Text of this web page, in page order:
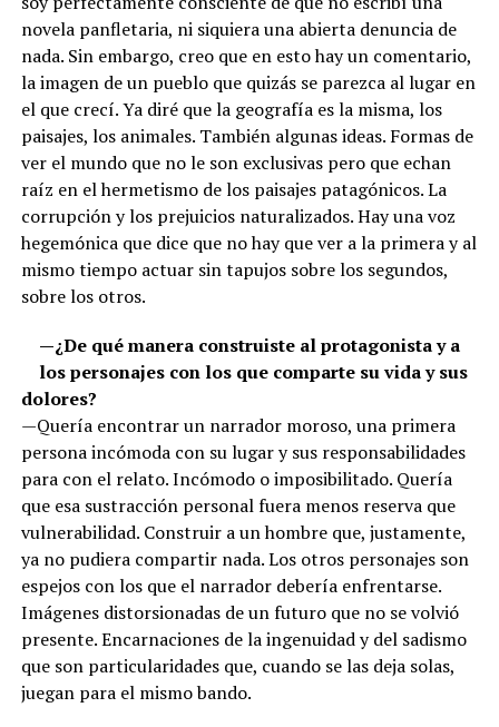
novela panfletaria, ni siquiera una abierta denuncia de
nada. Sin embargo, creo que en esto hay un comentario,
la imagen de un pueblo que quizás se parezca al lugar en
el que crecí. Ya diré que la geografía es la misma, los
paisajes, los animales. También algunas ideas. Formas de
ver el mundo que no le son exclusivas pero que echan
raíz en el hermetismo de los paisajes patagónicos. La
corrupción y los prejuicios naturalizados. Hay una voz
hegemónica que dice que no hay que ver a la primera y al
mismo tiempo actuar sin tapujos sobre los segundos,
sobre los otros.
—¿De qué manera construiste al protagonista y a
los personajes con los que comparte su vida y sus
dolores?
—Quería encontrar un narrador moroso, una primera
persona incómoda con su lugar y sus responsabilidades
para con el relato. Incómodo o imposibilitado. Quería
que esa sustracción personal fuera menos reserva que
vulnerabilidad. Construir a un hombre que, justamente,
ya no pudiera compartir nada. Los otros personajes son
espejos con los que el narrador debería enfrentarse.
Imágenes distorsionadas de un futuro que no se volvió
presente. Encarnaciones de la ingenuidad y del sadismo
que son particularidades que, cuando se las deja solas,
juegan para el mismo bando.